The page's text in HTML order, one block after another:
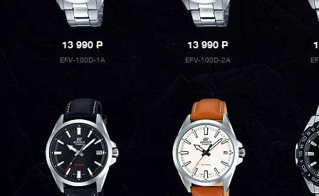
13 990P
EFV-100D-1A
13 990P
EFV-100D-2A